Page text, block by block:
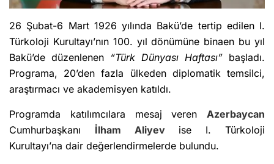
26 Şubat-6 Mart 1926 yılında Bakü’de tertip edilen I.
Türkoloji Kurultayı’nın 100. yıl dönümüne binaen bu yıl
Bakü’de düzenlenen “Türk Dünyası Haftası” başladı.
Programa, 20’den fazla ülkeden diplomatik temsilci,
araştırmacı ve akademisyen katıldı.
Programda katılımcılara mesaj veren Azerbaycan
Cumhurbaşkanı İlham Aliyevise I. Türkoloji
Kurultayı’na dair değerlendirmelerde bulundu.